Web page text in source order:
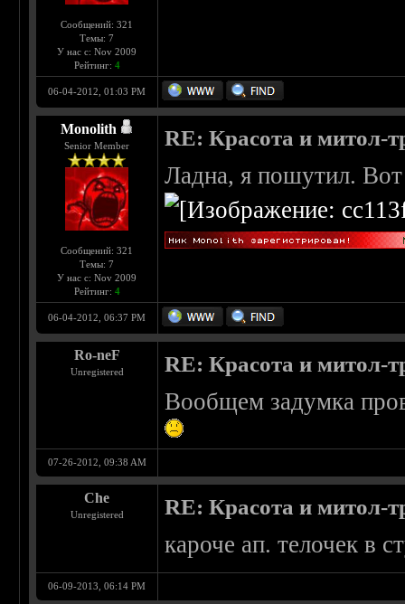
Сообщений: 321
Темы: 7
У нас с: Nov 2009
Рейтинг: 4
06-04-2012, 01:03 PM
Monolith
Senior Member
Сообщений: 321
Темы: 7
У нас с: Nov 2009
Рейтинг: 4
RE: Красота и митол-
Ладна, я пошутил.
06-04-2012, 06:37 PM
Ro-neF
Unregistered RE: Красота и митол-
Вообщем задумка
07-26-2012, 09:38 AM
Che
Unregistered RE: Красота и митол-
кароче ап. телочек в
06-09-2013, 06:14 PM